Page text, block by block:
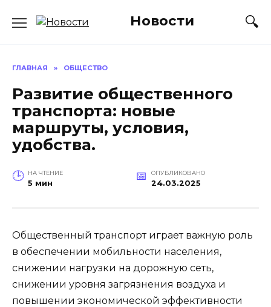
Новости
ГЛАВНАЯ » ОБЩЕСТВО
Развитие общественного
транспорта: новые
маршруты, условия,
удобства.
НА ЧТЕНИЕ
5 мин
ОПУБЛИКОВАНО
24.03.2025
Общественный транспорт играет важную роль
в обеспечении мобильности населения,
снижении нагрузки на дорожную сеть,
снижении уровня загрязнения воздуха и
повышении экономической эффективности